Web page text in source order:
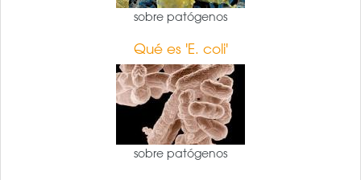
sobre patógenos
Qué es 'E. coli'
sobre patógenos